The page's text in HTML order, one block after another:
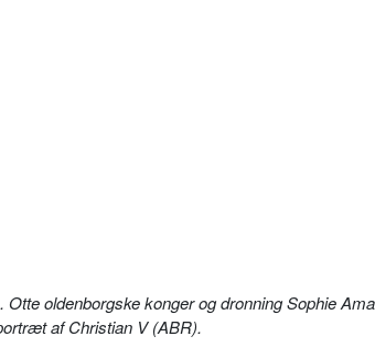
oldenborgske konger og dronning Sophie
af Christian V (ABR).